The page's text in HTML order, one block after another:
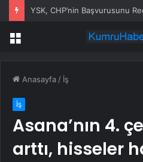
YSK, CHP’nin Başvurusunu
Menü
Anasayfa / İş
İş
Asana’nın 4.
arttı, hisseler